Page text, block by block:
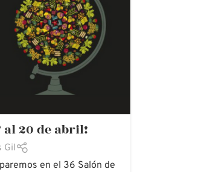
al 20 de abril!
Gil
en el 36 Salón de